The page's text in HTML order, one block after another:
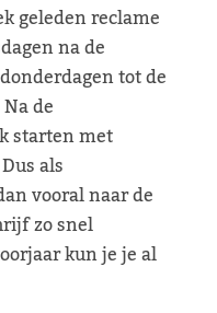
geleden reclame
na de
tot de
de
starten met
als
vooral naar de
zo snel
kun je je al